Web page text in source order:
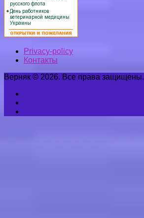
Privacy-policy
Контакты
Верняк © 2026. Все права защищены.